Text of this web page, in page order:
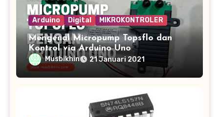
Arduino Digital MIKROKONTROLER
Mengenal Micropump Topsflo dan
Kontrol via Arduino Uno
Musbikhin 21 Januari 2021